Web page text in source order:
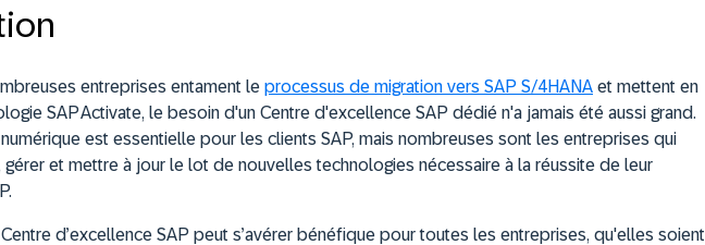
entreprises entament le processus de migration vers SAP S/4HANA et mettent en
SAP Activate, le besoin d'un Centre d'excellence SAP dédié n'a jamais été aussi grand.
est essentielle pour les clients SAP, mais nombreuses sont les entreprises qui
gérer et mettre à jour le lot de nouvelles technologies nécessaire à la réussite de leur
d’excellence SAP peut s’avérer bénéfique pour toutes les entreprises, qu'elles soient